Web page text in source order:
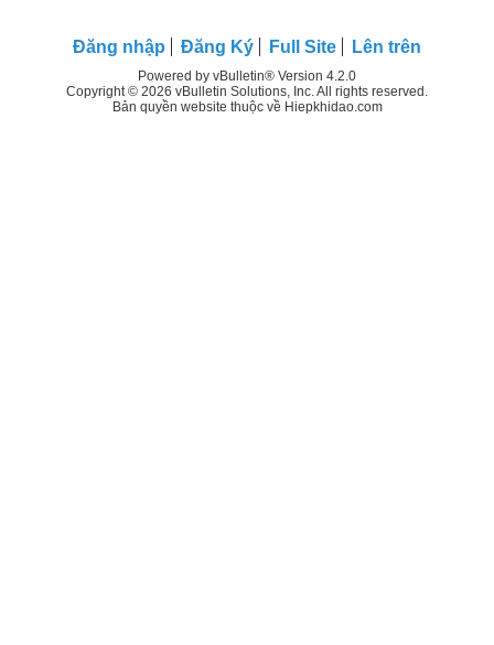
Đăng nhập Đăng Ký Full Site Lên trên
Powered by vBulletin® Version 4.2.0
Copyright © 2026 vBulletin Solutions, Inc. All rights reserved.
Bản quyền website thuộc về Hiepkhidao.com